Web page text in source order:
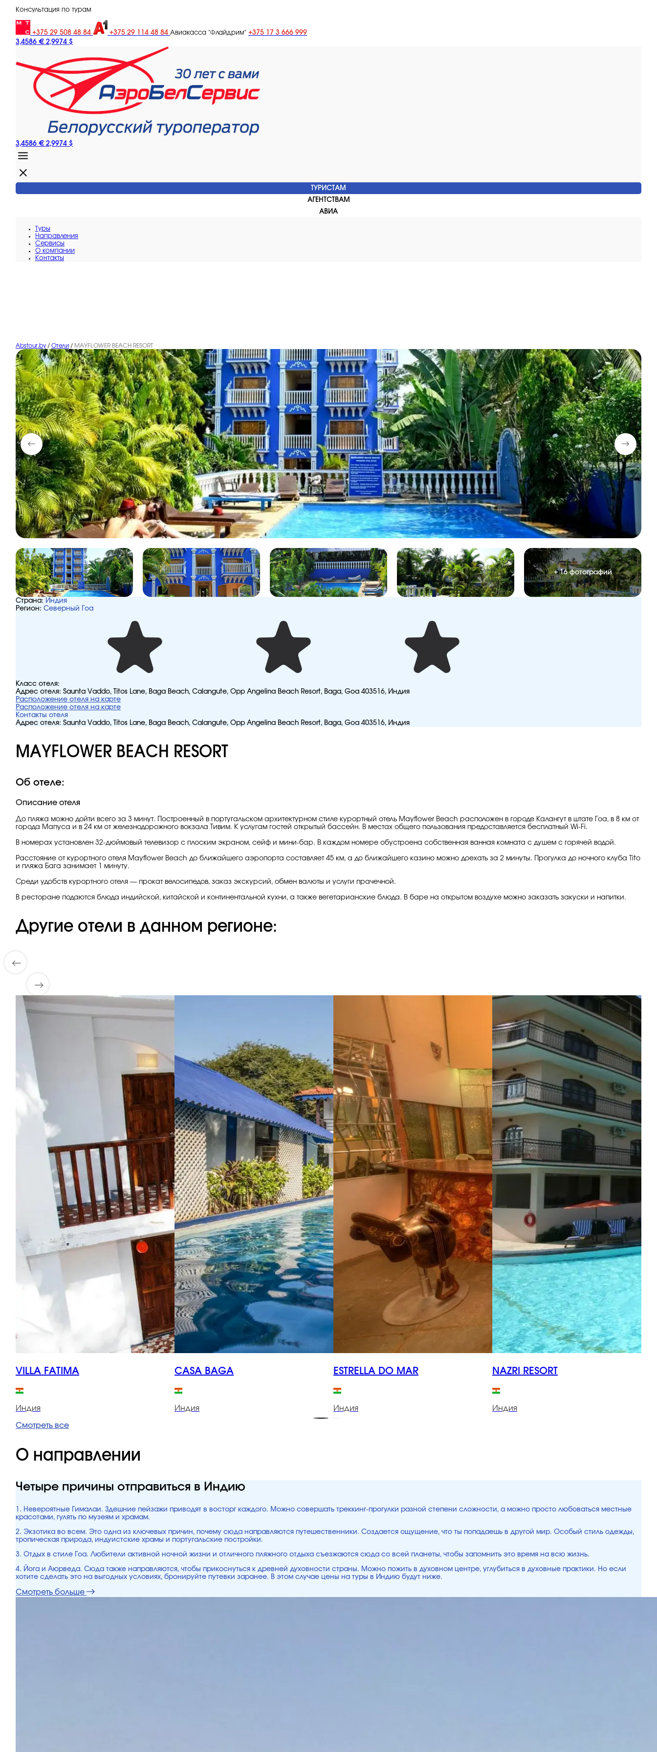
Консультация по турам
+375 29 508 48 84 +375 29 114 48 84 Авиакасса "Флайдрим" +375 17 3 666 999
3,4586 € 2,9974 $
3,4586 € 2,9974 $
ТУРИСТАМ
АГЕНТСТВАМ
АВИА
Туры
Направления
Сервисы
O компании
Контакты
Abstour.by / Отели / MAYFLOWER BEACH RESORT
+ 16 фотографий
Страна: Индия
Регион: Северный Гоа
Класс отеля:
Адрес отеля: Saunta Vaddo, Titos Lane, Baga Beach, Calangute, Opp Angelina Beach Resort, Baga, Goa 403516, Индия
Расположение отеля на карте
Расположение отеля на карте
Контакты отеля
Адрес отеля: Saunta Vaddo, Titos Lane, Baga Beach, Calangute, Opp Angelina Beach Resort, Baga, Goa 403516, Индия
MAYFLOWER BEACH RESORT
Об отеле:
Описание отеля
До пляжа можно дойти всего за 3 минут. Построенный в португальском архитектурном стиле курортный отель Mayflower Beach расположен в городе Калангут в штате Гоа, в 8 км от
города Мапуса и в 24 км от железнодорожного вокзала Тивим. К услугам гостей открытый бассейн. В местах общего пользования предоставляется бесплатный Wi-Fi.
В номерах установлен 32-дюймовый телевизор с плоским экраном, сейф и мини-бар. В каждом номере обустроена собственная ванная комната с душем с горячей водой.
Расстояние от курортного отеля Mayflower Beach до ближайшего аэропорта составляет 45 км, а до ближайшего казино можно доехать за 2 минуты. Прогулка до ночного клуба Tito
и пляжа Бага занимает 1 минуту.
Среди удобств курортного отеля — прокат велосипедов, заказ экскурсий, обмен валюты и услуги прачечной.
В ресторане подаются блюда индийской, китайской и континентальной кухни, а также вегетарианские блюда. В баре на открытом воздухе можно заказать закуски и напитки.
Другие отели в данном регионе:
VILLA FATIMA
Индия
CASA BAGA
Индия
ESTRELLA DO MAR
Индия
NAZRI RESORT
Индия
Смотреть все
О направлении
Четыре причины отправиться в Индию
1. Невероятные Гималаи. Здешние пейзажи приводят в восторг каждого. Можно совершать треккинг-прогулки разной степени сложности, а можно просто любоваться местные
красотами, гулять по музеям и храмам.
2. Экзотика во всем. Это одна из ключевых причин, почему сюда направляются путешественники. Создается ощущение, что ты попадаешь в другой мир. Особый стиль одежды,
тропическая природа, индуистские храмы и португальские постройки.
3. Отдых в стиле Гоа. Любители активной ночной жизни и отличного пляжного отдыха съезжаются сюда со всей планеты, чтобы запомнить это время на всю жизнь.
4. Йога и Аюрведа. Сюда также направляются, чтобы прикоснуться к древней духовности страны. Можно пожить в духовном центре, углубиться в духовные практики. Но если
хотите сделать это на выгодных условиях, бронируйте путевки заранее. В этом случае цены на туры в Индию будут ниже.
Смотреть больше